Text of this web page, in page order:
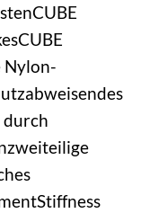
Nylon-